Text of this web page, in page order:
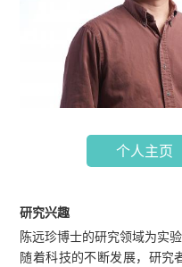
个人主页
研究兴趣
陈远珍博士的研究领域为实
随着科技的不断发展，研究